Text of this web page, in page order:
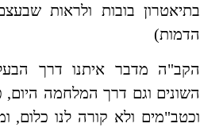
בתיאטרון בובות ולראות
הדמות)
הקב"ה מדבר איתנו דרך
וכטב"מים ולא קורה לנו כלום,